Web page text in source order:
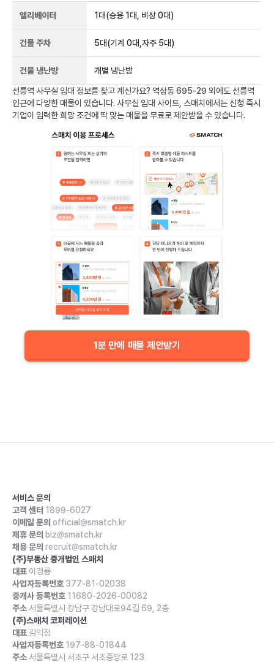
엘리베이터 1 대(승용 1대, 비상 0대)
건물 주차 5대(기계 0대,자주 5대)
건물 냉난방 개별 냉난방
선릉역 사무실 임대 정보를 찾고 계신가요? 역삼동 695-29 외에도 선릉역
인근에 다양한 매물이 있습니다. 사무실 임대 사이트, 스매치에서는 신청 즉시
기업이 입력한 희망 조건에 딱 맞는 매물을 무료로 제안받을 수 있습니다.
1분 만에 매물 제안받기
서비스 문의
고객 센터 1899-6027
이메일 문의 official@smatch.kr
제휴 문의 biz@smatch.kr
채용 문의 recruit@smatch.kr
(주)부동산 중개법인 스매치
대표 이경룡
사업자등록번호 377-81-02038
중개사 등록번호 11680-2026-00082
주소 서울특별시 강남구 강남대로94길 69, 2층
(주)스매치 코퍼레이션
대표 김익정
사업자등록번호 197-88-01844
주소 서울특별시 서초구 서초중앙로 123